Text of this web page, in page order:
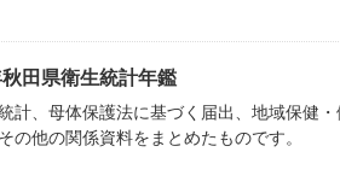
田県衛生統計年鑑
計、母体保護法に基づく届出、地域保健
の他の関係資料をまとめたものです。